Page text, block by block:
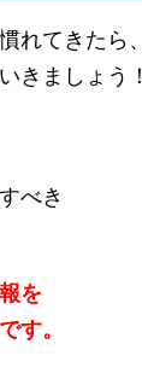
れてきたら、
きましょう！
べき
を
す。